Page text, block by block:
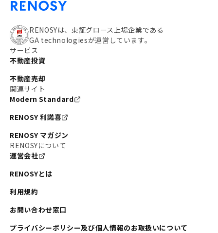
RENOSYは、東証グロース上場企業である
GA technologiesが運営しています。
サービス
不動産投資
不動産売却
関連サイト
Modern Standard
RENOSY 利諾喜
RENOSY マガジン
RENOSYについて
運営会社
RENOSYとは
利用規約
お問い合わせ窓口
プライバシーポリシー及び個人情報のお取扱いについて